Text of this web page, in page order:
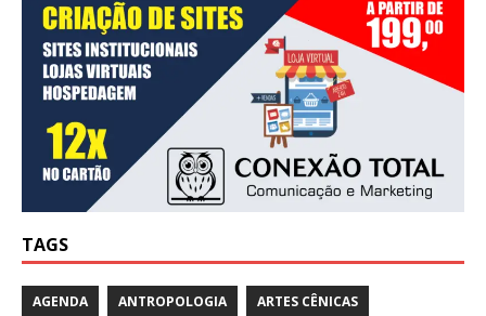
TAGS
AGENDA ANTROPOLOGIA ARTES CÊNICAS